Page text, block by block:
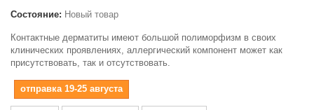
Состояние: Новый товар
Контактные дерматиты имеют большой полиморфизм в своих
клинических проявлениях, аллергический компонент может как
присутствовать, так и отсутствовать.
отправка 19-25 августа